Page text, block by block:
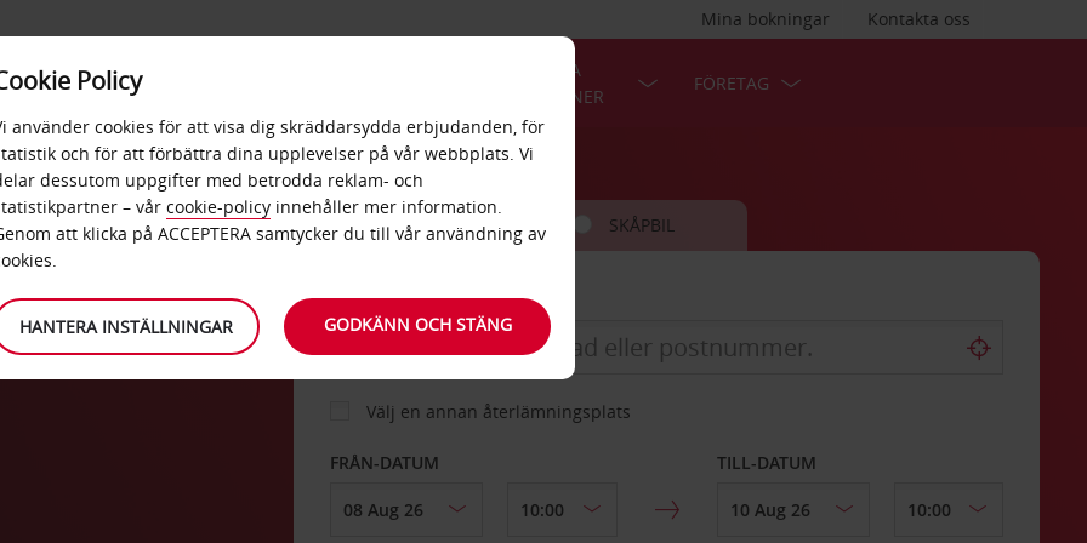
Kontakta oss
Mina bokningar
ERBJUDANDEN
POPULÄRA
DESTINATIONER
FÖRETAG
BIL SKÅPBIL
HÄMTA FRÅN
Välj en annan återlämningsplats
FRÅN-DATUM TILL-DATUM
Policy
använder cookies för att visa dig skräddarsydda erbjudanden, för
och för att förbättra dina upplevelser på vår webbplats. Vi
dessutom uppgifter med betrodda reklam- och
– vår cookie-policy innehåller mer information.
att klicka på ACCEPTERA samtycker du till vår användning av
HANTERA INSTÄLLNINGAR GODKÄNN OCH STÄNG